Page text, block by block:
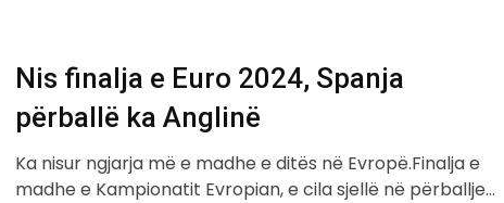
Nis finalja e Euro 2024, Spanja
përballë ka Anglinë
Ka nisur ngjarja më e madhe e ditës në Evropë.Finalja e
madhe e Kampionatit Evropian, e cila sjellë në përballje…